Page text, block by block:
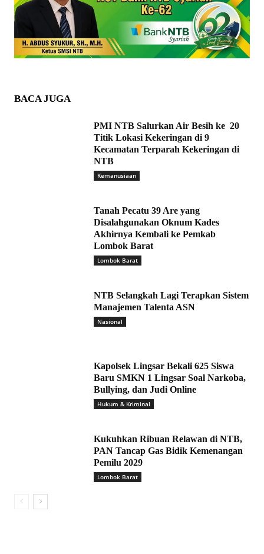
BACA JUGA
PMI NTB Salurkan Air Besih ke 20
Titik Lokasi Kekeringan di 9
Kecamatan Terparah Kekeringan di
NTB
Kemanusiaan
Tanah Pecatu 39 Are yang
Disalahgunakan Oknum Kades
Akhirnya Kembali ke Pemkab
Lombok Barat
Lombok Barat
NTB Selangkah Lagi Terapkan Sistem
Manajemen Talenta ASN
Nasional
Kapolsek Lingsar Bekali 625 Siswa
Baru SMKN 1 Lingsar Soal Narkoba,
Bullying, dan Judi Online
Hukum & Kriminal
Kukuhkan Ribuan Relawan di NTB,
PAN Tancap Gas Bidik Kemenangan
Pemilu 2029
Lombok Barat